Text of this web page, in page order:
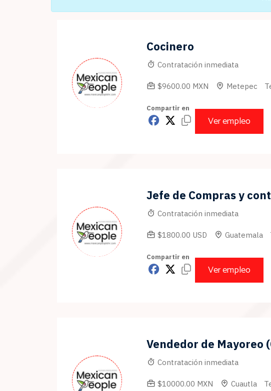
Cocinero
Contratación inmediata
$9600.00 MXN Metepec
Compartir en
Ver empleo
Jefe de Compras y
Contratación inmediata
$1800.00 USD Guatemala
Compartir en
Ver empleo
Vendedor de Mayoreo
Contratación inmediata
$10000.00 MXN Cuautla